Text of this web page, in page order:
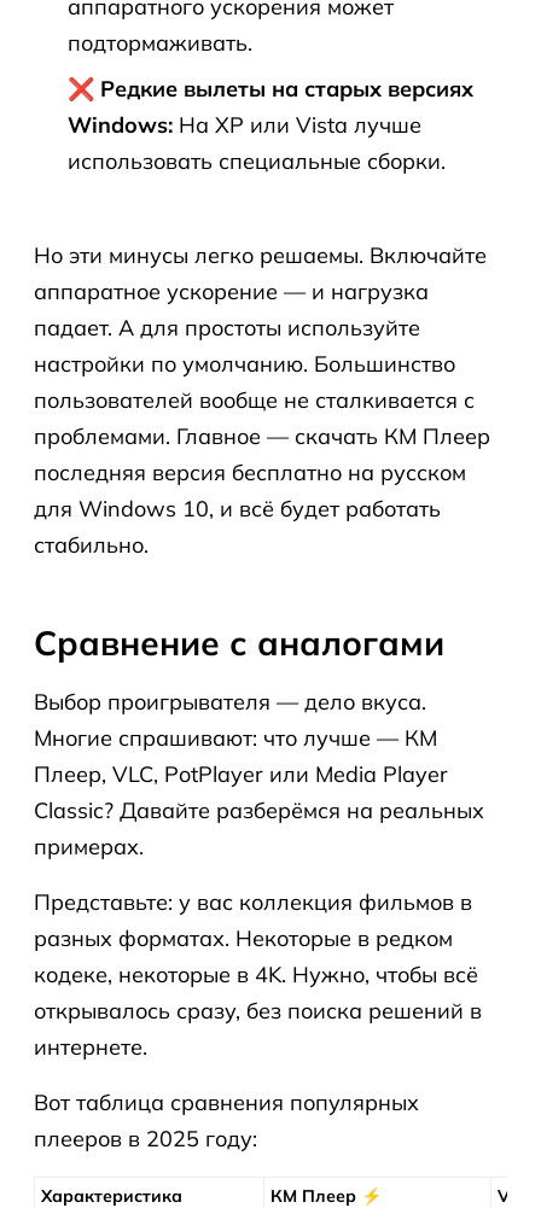
аппаратного ускорения может
подтормаживать.
❌ Редкие вылеты на старых версиях
Windows: На XP или Vista лучше
использовать специальные сборки.
Но эти минусы легко решаемы. Включайте
аппаратное ускорение — и нагрузка
падает. А для простоты используйте
настройки по умолчанию. Большинство
пользователей вообще не сталкивается с
проблемами. Главное — скачать КМ Плеер
последняя версия бесплатно на русском
для Windows 10, и всё будет работать
стабильно.
Сравнение с аналогами
Выбор проигрывателя — дело вкуса.
Многие спрашивают: что лучше — КМ
Плеер, VLC, PotPlayer или Media Player
Classic? Давайте разберёмся на реальных
примерах.
Представьте: у вас коллекция фильмов в
разных форматах. Некоторые в редком
кодеке, некоторые в 4K. Нужно, чтобы всё
открывалось сразу, без поиска решений в
интернете.
Вот таблица сравнения популярных
плееров в 2025 году:
Характеристика КМ Плеер ⚡
VLC